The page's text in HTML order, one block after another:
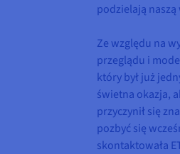
podzielają naszą
Ze względu na
przeglądu i
który był już
świetna okazja,
przyczynił się
pozbyć się
skontaktowała